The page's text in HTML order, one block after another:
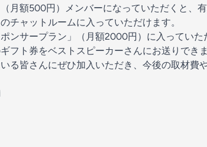
（月額500円）メンバーになっていただくと、
チャットルームに入っていただけます。
ンサープラン」（月額2000円）に入ってい
フト券をベストスピーカーさんにお送りできま
る皆さんにぜひ加入いただき、今後の取材費